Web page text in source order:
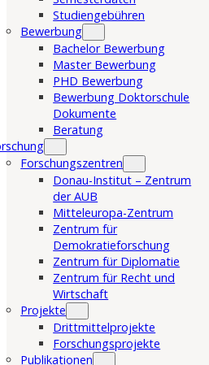
Studiengebühren
Bewerbung
Bachelor Bewerbung
Master Bewerbung
PHD Bewerbung
Bewerbung Doktorschule
Dokumente
Beratung
Forschungszentren
Donau-Institut – Zentrum
der AUB
Mitteleuropa-Zentrum
Zentrum für
Demokratieforschung
Zentrum für Diplomatie
Zentrum für Recht und
Wirtschaft
Projekte
Drittmittelprojekte
Forschungsprojekte
Publikationen